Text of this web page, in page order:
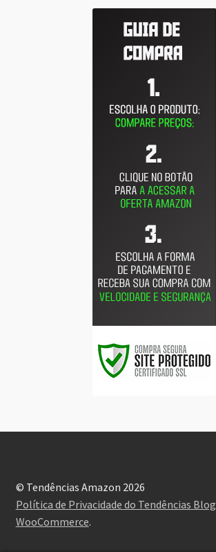
© Tendências Amazon 2026
Política de Privacidade do Tendências Blog
WooCommerce.